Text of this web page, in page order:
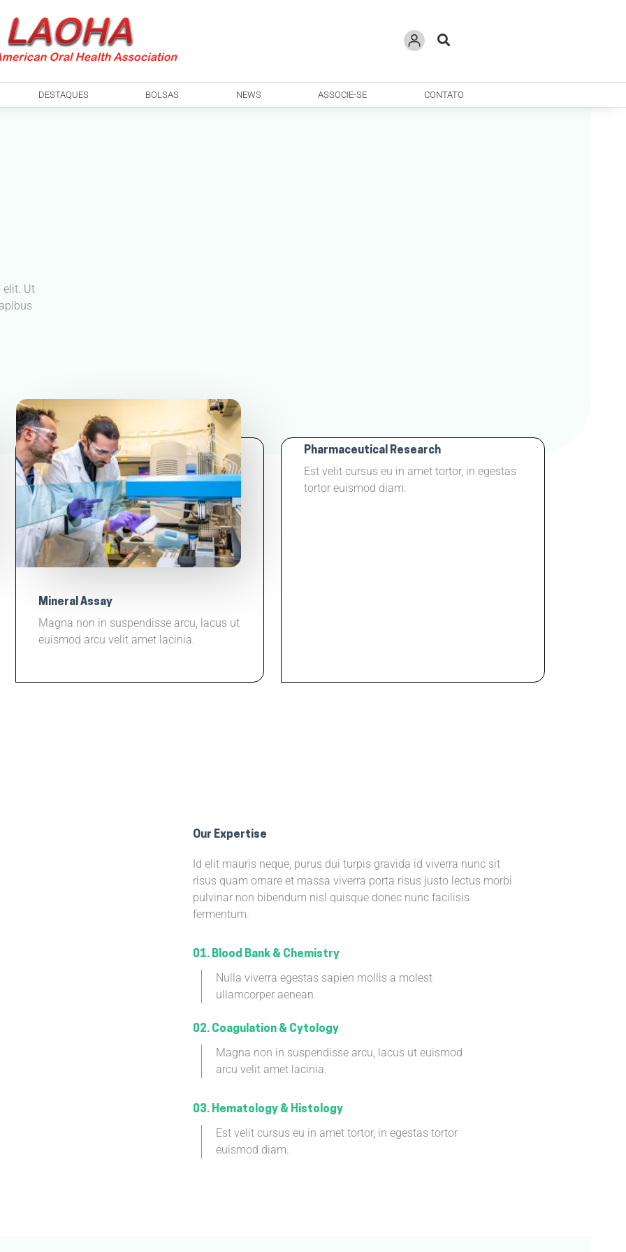
DESTAQUES BOLSAS NEWS ASSOCIE-SE CONTATO
elit. Ut
Mineral Assay
Magna non in suspendisse arcu, lacus ut
euismod arcu velit amet lacinia.
Pharmaceutical Research
Est velit cursus eu in amet tortor, in egestas
tortor euismod diam.
Our Expertise
Id elit mauris neque, purus dui turpis gravida id viverra nunc sit
risus quam ornare et massa viverra porta risus justo lectus morbi
pulvinar non bibendum nisl quisque donec nunc facilisis
fermentum.
01. Blood Bank & Chemistry
Nulla viverra egestas sapien mollis a molest
ullamcorper aenean.
02. Coagulation & Cytology
Magna non in suspendisse arcu, lacus ut euismod
arcu velit amet lacinia.
03. Hematology & Histology
Est velit cursus eu in amet tortor, in egestas tortor
euismod diam.